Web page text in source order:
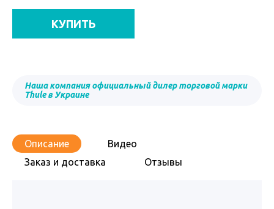
КУПИТЬ
Наша компания официальный дилер торговой марки
Thule в Украине
Описание
Видео
Заказ и доставка
Отзывы